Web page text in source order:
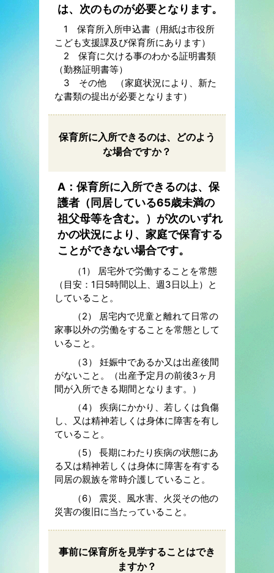
は、次のものが必要となります。
1 保育所入所申込書（用紙は市役所
こども支援課及び保育所にあります）
2 保育に欠ける事のわかる証明書類
（勤務証明書等）
3 その他 （家庭状況により、新た
な書類の提出が必要となります）
保育所に入所できるのは、どのよう
な場合ですか？
A：保育所に入所できるのは、保
護者（同居している65歳未満の
祖父母等を含む。）が次のいずれ
かの状況により、家庭で保育する
ことができない場合です。
（1） 居宅外で労働することを常態
（目安：1日5時間以上、週3日以上）と
していること。
（2） 居宅内で児童と離れて日常の
家事以外の労働をすることを常態として
いること。
（3） 妊娠中であるか又は出産後間
がないこと。（出産予定月の前後3ヶ月
間が入所できる期間となります。）
（4） 疾病にかかり、若しくは負傷
し、又は精神若しくは身体に障害を有し
ていること。
（5） 長期にわたり疾病の状態にあ
る又は精神若しくは身体に障害を有する
同居の親族を常時介護していること。
（6） 震災、風水害、火災その他の
災害の復旧に当たっていること。
事前に保育所を見学することはでき
ますか？